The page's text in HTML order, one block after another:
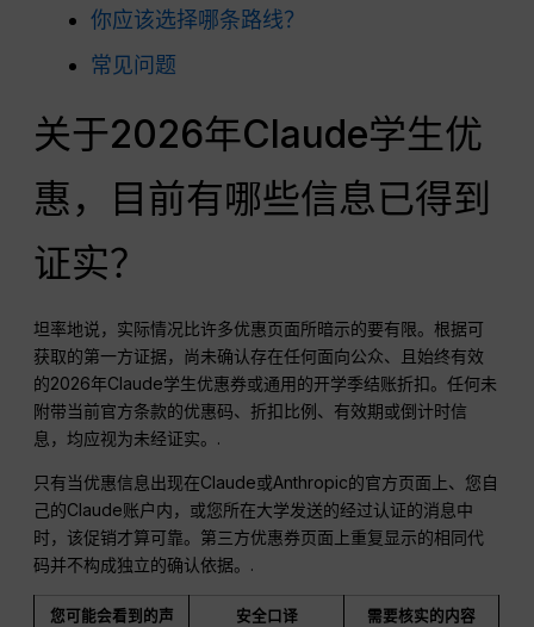
你应该选择哪条路线？
常见问题
关于2026年Claude学生优
惠，目前有哪些信息已得到
证实？
坦率地说，实际情况比许多优惠页面所暗示的要有限。根据可
获取的第一方证据，尚未确认存在任何面向公众、且始终有效
的2026年Claude学生优惠券或通用的开学季结账折扣。任何未
附带当前官方条款的优惠码、折扣比例、有效期或倒计时信
息，均应视为未经证实。.
只有当优惠信息出现在Claude或Anthropic的官方页面上、您自
己的Claude账户内，或您所在大学发送的经过认证的消息中
时，该促销才算可靠。第三方优惠券页面上重复显示的相同代
码并不构成独立的确认依据。.
您可能会看到的声
安全口译 需要核实的内容